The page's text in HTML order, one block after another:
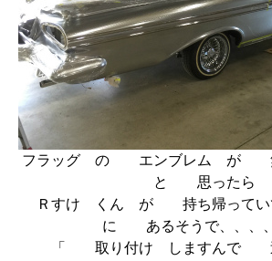
フラッグ の エンブレム が
と 思ったら
Ｒすけ くん が 持ち帰って
に あるそうで、、、、
「 取り付け しますんで 送